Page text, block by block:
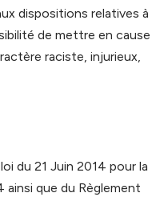
dispositions relatives à
de mettre en cause
raciste, injurieux,
du 21 Juin 2014 pour la
que du Règlement